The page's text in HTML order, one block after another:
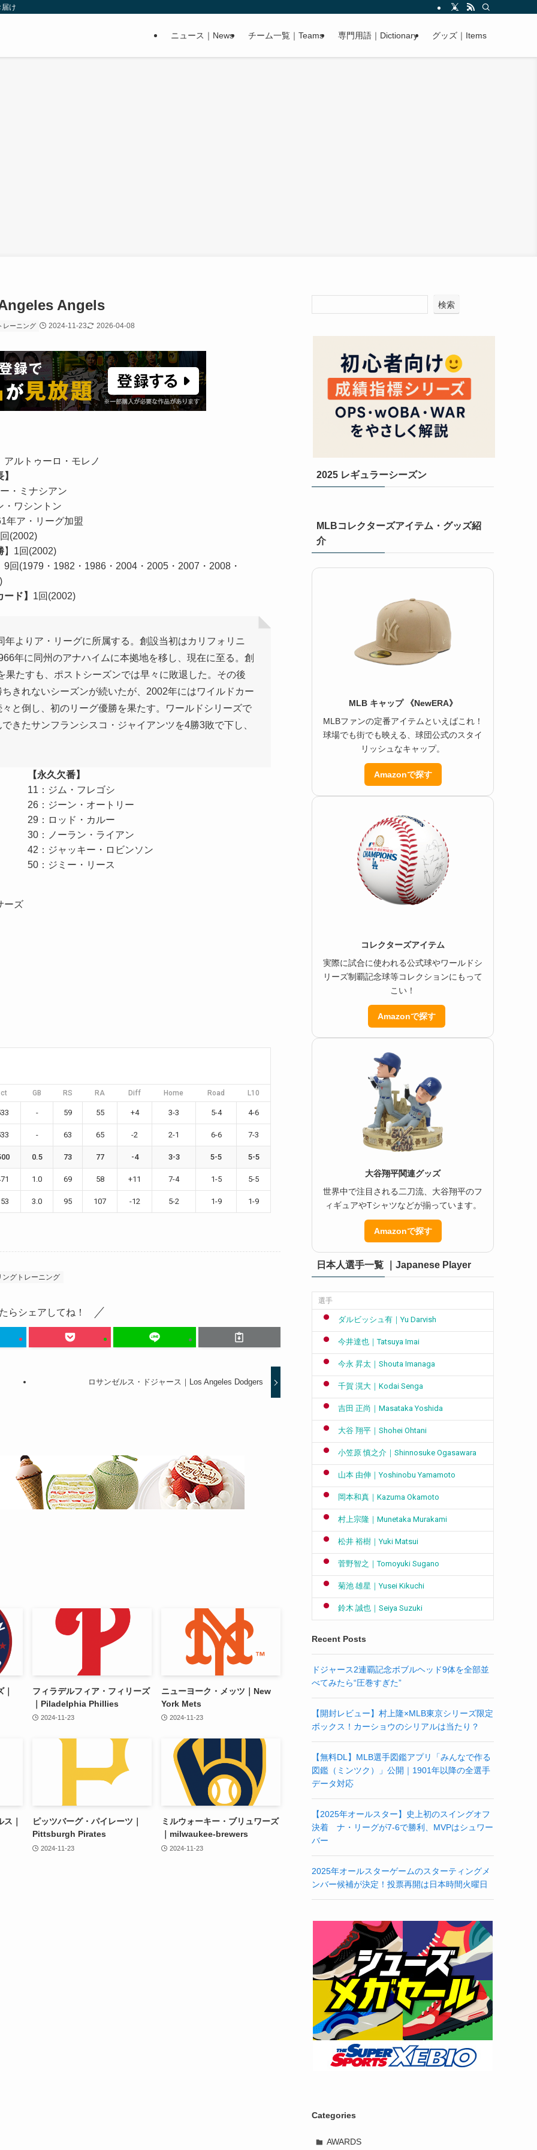
け
ニュース｜News チーム一覧｜Teams 専門用語｜Dictionary グッズ｜Items
Angels
レーニング 2024-11-23 2026-04-08
アルトゥーロ・モレノ
・ミナシアン
・ワシントン
年ア・リーグ加盟
(2002)
】1回(2002)
9回(1979・1982・1986・2004・2005・2007・2008・
ド】 1回(2002)
よりア・リーグに所属する。創設当初はカリフォリニ
年に同州のアナハイムに本拠地を移し、現在に至る。創
たすも、ポストシーズンでは早々に敗退した。その後
きれないシーズンが続いたが、2002年にはワイルドカー
と倒し、初のリーグ優勝を果たす。ワールドシリーズで
きたサンフランシスコ・ジャイアンツを4勝3敗で下し、
ーズ
【永久欠番】
11：ジム・フレゴシ
26：ジーン・オートリー
29：ロッド・カルー
30：ノーラン・ライアン
42：ジャッキー・ロビンソン
50：ジミー・リース
GB RS RA Diff Home Road L10
- 59 55 +4 3-3 5-4 4-6
- 63 65 -2 2-1 6-6 7-3
0.5 73 77 -4 3-3 5-5 5-5
1.0 69 58 +11 7-4 1-5 5-5
3.0 95 107 -12 5-2 1-9 1-9
ングトレーニング
らシェアしてね！
ロサンゼルス・ドジャース｜Los Angeles Dodgers
フィラデルフィア・フィリーズ
｜Piladelphia Phillies
2024-11-23
ニューヨーク・メッツ｜New
York Mets
2024-11-23
｜
ピッツバーグ・パイレーツ｜
Pittsburgh Pirates
2024-11-23
ミルウォーキー・ブリュワーズ
｜milwaukee-brewers
2024-11-23
検索
2025 レギュラーシーズン
MLBコレクターズアイテム・グッズ紹
介
MLB キャップ 《NewERA》
MLBファンの定番アイテムといえばこれ！
球場でも街でも映える、球団公式のスタイ
リッシュなキャップ。
Amazonで探す
コレクターズアイテム
実際に試合に使われる公式球やワールドシ
リーズ制覇記念球等コレクションにもって
こい！
Amazonで探す
大谷翔平関連グッズ
世界中で注目される二刀流、大谷翔平のフ
ィギュアやTシャツなどが揃っています。
Amazonで探す
日本人選手一覧 ｜Japanese Player
選手
ダルビッシュ有｜Yu Darvish
今井達也｜Tatsuya Imai
今永 昇太｜Shouta Imanaga
千賀 滉大｜Kodai Senga
吉田 正尚｜Masataka Yoshida
大谷 翔平｜Shohei Ohtani
小笠原 慎之介｜Shinnosuke Ogasawara
山本 由伸｜Yoshinobu Yamamoto
岡本和真｜Kazuma Okamoto
村上宗隆｜Munetaka Murakami
松井 裕樹｜Yuki Matsui
菅野智之｜Tomoyuki Sugano
菊池 雄星｜Yusei Kikuchi
鈴木 誠也｜Seiya Suzuki
Recent Posts
ドジャース2連覇記念ボブルヘッド9体を全部並
べてみたら“圧巻すぎた”
【開封レビュー】村上隆×MLB東京シリーズ限定
ボックス！カーショウのシリアルは当たり？
【無料DL】MLB選手図鑑アプリ「みんなで作る
図鑑（ミンツク）」公開｜1901年以降の全選手
データ対応
【2025年オールスター】史上初のスイングオフ
決着 ナ・リーグが7-6で勝利、MVPはシュワー
バー
2025年オールスターゲームのスターティングメ
ンバー候補が決定！投票再開は日本時間火曜日
Categories
AWARDS